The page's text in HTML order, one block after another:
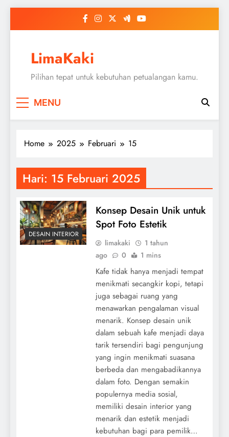
LimaKaki
Pilihan tepat untuk kebutuhan petualangan kamu.
MENU
Home 2025 Februari 15
Hari: 15 Februari 2025
DESAIN INTERIOR
Konsep Desain Unik untuk
Spot Foto Estetik
limakaki
1 tahun
ago
0 1 mins
Kafe tidak hanya menjadi tempat
menikmati secangkir kopi, tetapi
juga sebagai ruang yang
menawarkan pengalaman visual
menarik. Konsep desain unik
dalam sebuah kafe menjadi daya
tarik tersendiri bagi pengunjung
yang ingin menikmati suasana
berbeda dan mengabadikannya
dalam foto. Dengan semakin
populernya media sosial,
memiliki desain interior yang
menarik dan estetik menjadi
kebutuhan bagi para pemilik…